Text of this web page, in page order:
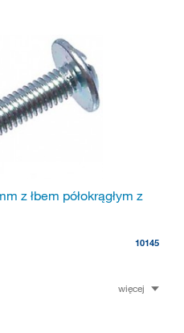
z łbem półokrągłym z
10145
więcej